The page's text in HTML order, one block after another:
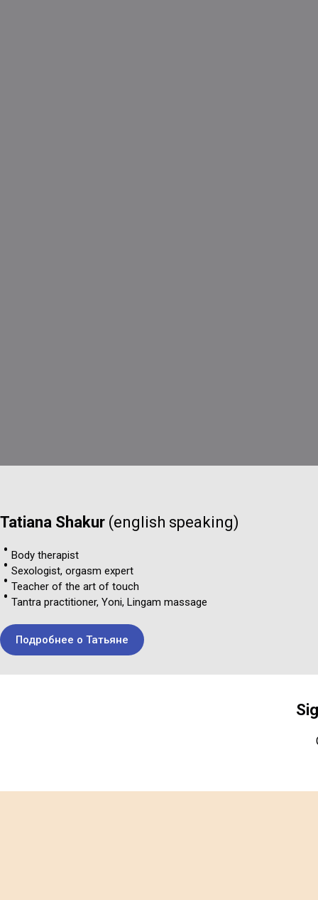
Tatiana Shakur (english speaking)
Body therapist
Sexologist, orgasm expert
Teacher of the art of touch
Tantra practitioner, Yoni, Lingam massage
Подробнее о Татьяне